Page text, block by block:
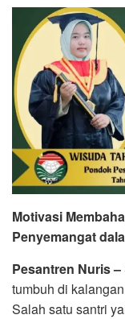
Motivasi
Penyemangat
Pesantren Nuris –
tumbuh di
Salah satu santri